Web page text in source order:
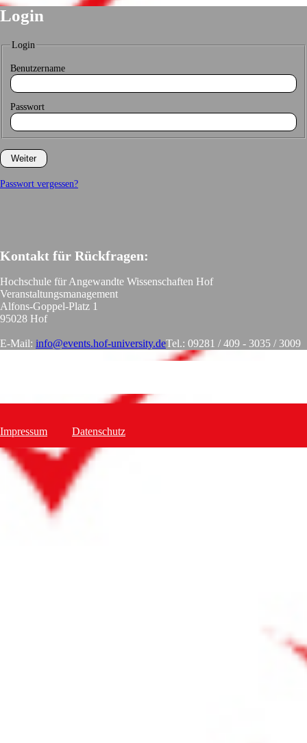
Login
Login
Benutzername
Passwort
Passwort vergessen?
Kontakt für Rückfragen:
Hochschule für Angewandte Wissenschaften Hof
Veranstaltungsmanagement
Alfons-Goppel-Platz 1
95028 Hof
E-Mail: info@events.hof-university.deTel.: 09281 / 409 - 3035 / 3009
Impressum Datenschutz